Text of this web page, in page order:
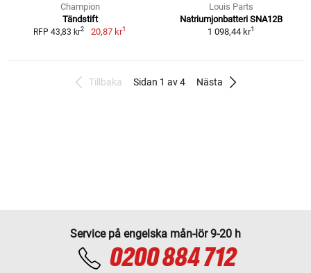
Champion
Tändstift
RFP 43,83 kr2 20,87 kr1
Louis Parts
Natriumjonbatteri SNA12B
1 098,44 kr1
Tillbaka Sidan 1 av 4 Nästa
Service på engelska mån-lör 9-20 h
0200 884 712